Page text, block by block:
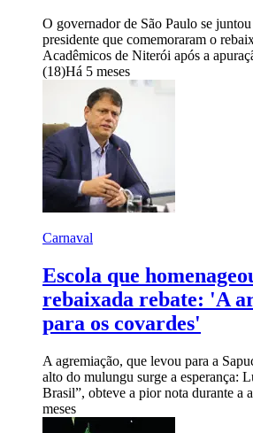
O governador de São Paulo se
presidente que comemoraram o
Acadêmicos de Niterói após a
(18)Há 5 meses
Carnaval
Escola que
rebaixada rebate: 'A
para os covardes'
A agremiação, que levou para a
alto do mulungu surge a esperança:
Brasil”, obteve a pior nota durante a
meses